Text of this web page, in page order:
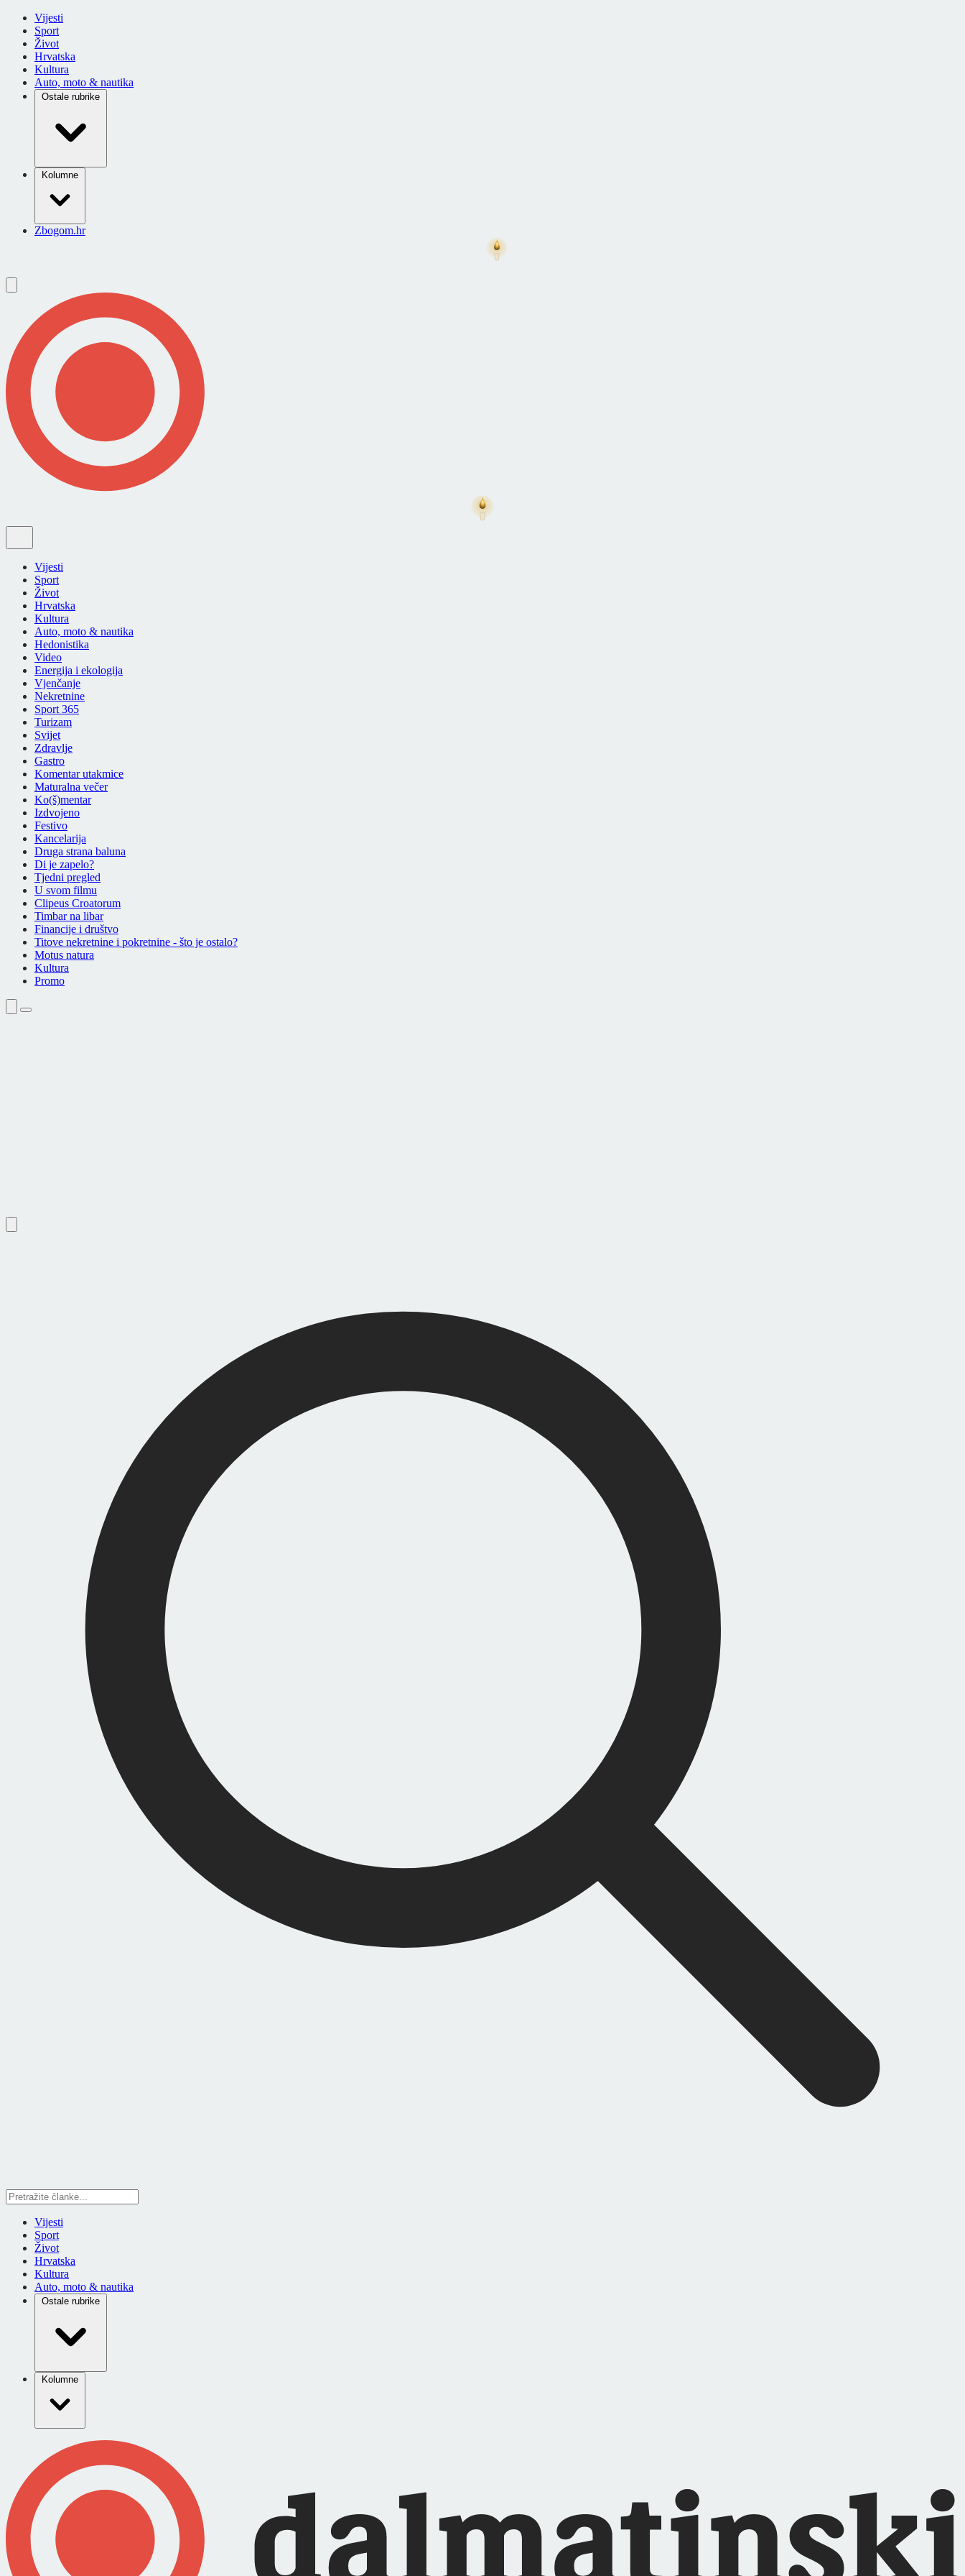
Vijesti
Sport
Život
Hrvatska
Kultura
Auto, moto & nautika
Ostale rubrike
Kolumne
Zbogom.hr
Vijesti
Sport
Život
Hrvatska
Kultura
Auto, moto & nautika
Hedonistika
Video
Energija i ekologija
Vjenčanje
Nekretnine
Sport 365
Turizam
Svijet
Zdravlje
Gastro
Komentar utakmice
Maturalna večer
Ko(š)mentar
Izdvojeno
Festivo
Kancelarija
Druga strana baluna
Di je zapelo?
Tjedni pregled
U svom filmu
Clipeus Croatorum
Timbar na libar
Financije i društvo
Titove nekretnine i pokretnine - što je ostalo?
Motus natura
Kultura
Promo
Vijesti
Sport
Život
Hrvatska
Kultura
Auto, moto & nautika
Ostale rubrike
Kolumne